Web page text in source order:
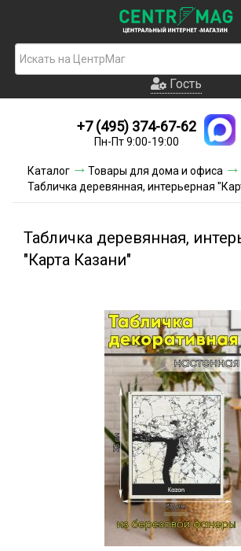
Гость
Новинки
Условия доставки
Контакты
Гость
+7 (495) 374-67-62
Пн-Пт 9:00-19:00
Каталог Товары для дома и офиса
Табличка деревянная, интерьерная
Табличка деревянная,
"Карта Казани"